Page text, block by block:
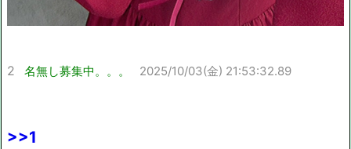
2 名無し募集中。。。 2025/10/03(金) 21:53:32.89
>>1